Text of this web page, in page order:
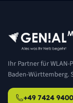
Ihr Partner für
Baden-Württemberg.
+49 7424